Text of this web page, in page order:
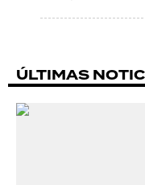
ÚLTIMAS